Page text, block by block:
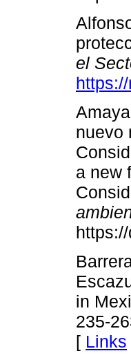
el
nuevo
a new
in
235-
[ Links